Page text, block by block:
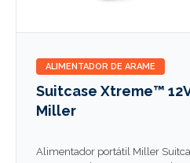
ALIMENTADOR DE ARAME
Suitcase Xtreme™
Miller
Alimentador portátil Miller